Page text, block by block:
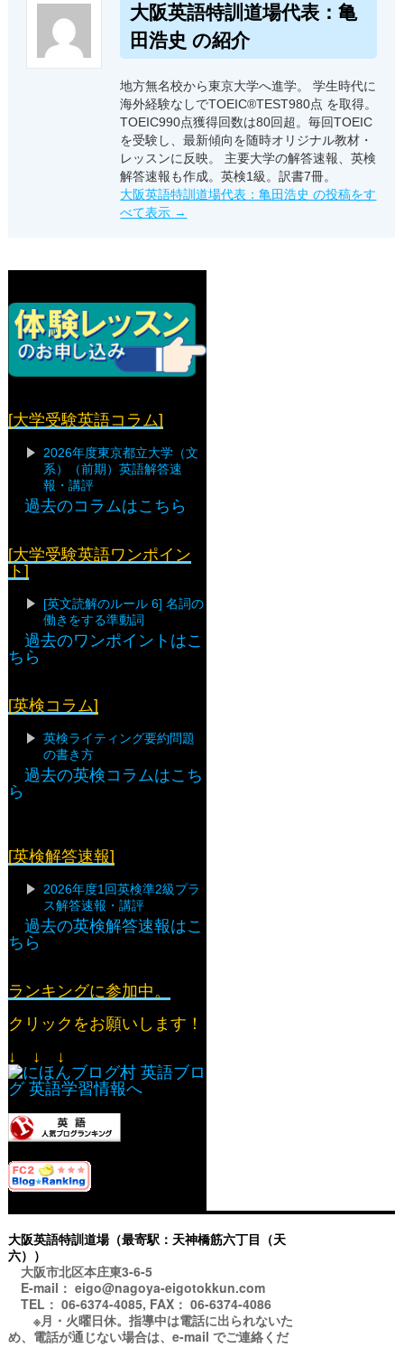
大阪英語特訓道場代表：亀
田浩史 の紹介
地方無名校から東京大学へ進学。 学生時代に
海外経験なしでTOEIC®TEST980点 を取得。
TOEIC990点獲得回数は80回超。毎回TOEIC
を受験し、最新傾向を随時オリジナル教材・
レッスンに反映。 主要大学の解答速報、英検
解答速報も作成。英検1級。訳書7冊。
大阪英語特訓道場代表：亀田浩史 の投稿をす
べて表示 →
[大学受験英語コラム]
2026年度東京都立大学（文
系）（前期）英語解答速
報・講評
過去のコラムはこちら
[大学受験英語ワンポイン
ト]
[英文読解のルール 6] 名詞の
働きをする準動詞
過去のワンポイントはこ
ちら
[英検コラム]
英検ライティング要約問題
の書き方
過去の英検コラムはこち
ら
[英検解答速報]
2026年度1回英検準2級プラ
ス解答速報・講評
過去の英検解答速報はこ
ちら
ランキングに参加中。
クリックをお願いします！
↓ ↓ ↓
大阪英語特訓道場（最寄駅：天神橋筋六丁目（天
六））
大阪市北区本庄東3-6-5
E-mail： eigo@nagoya-eigotokkun.com
TEL： 06-6374-4085, FAX： 06-6374-4086
※月・火曜日休。指導中は電話に出られないた
め、電話が通じない場合は、e-mail でご連絡くだ